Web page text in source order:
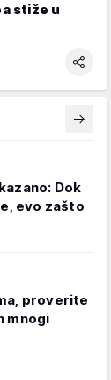
stiže u
Dok
evo zašto
proverite
mnogi